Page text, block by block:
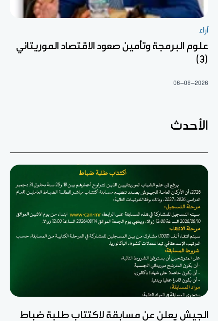
آراء
علوم البرمجة وتأمين صعود الاقتصاد الموريتاني
(3)
06-08-2026
الأحدث
الجيش يعلن عن مسابقة لاكتتاب طلبة ضباط